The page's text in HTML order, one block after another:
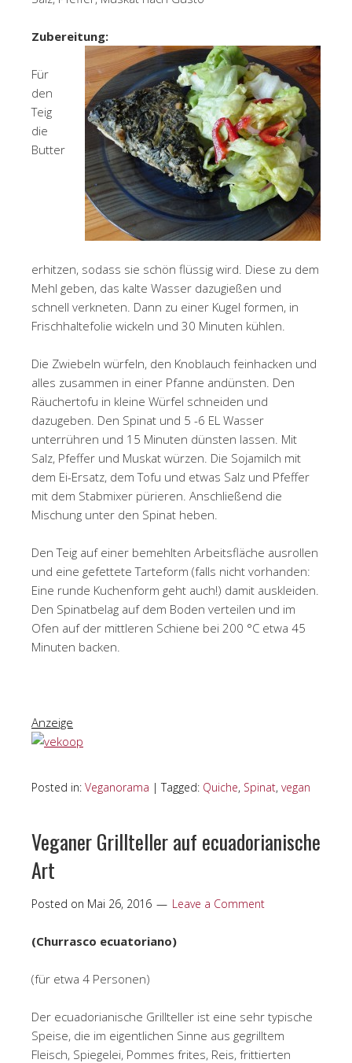
Zubereitung:
Für
den
Teig
die
Butter
erhitzen, sodass sie schön flüssig wird. Diese zu dem
Mehl geben, das kalte Wasser dazugießen und
schnell verkneten. Dann zu einer Kugel formen, in
Frischhaltefolie wickeln und 30 Minuten kühlen.
Die Zwiebeln würfeln, den Knoblauch feinhacken und
alles zusammen in einer Pfanne andünsten. Den
Räuchertofu in kleine Würfel schneiden und
dazugeben. Den Spinat und 5 -6 EL Wasser
unterrühren und 15 Minuten dünsten lassen. Mit
Salz, Pfeffer und Muskat würzen. Die Sojamilch mit
dem Ei-Ersatz, dem Tofu und etwas Salz und Pfeffer
mit dem Stabmixer pürieren. Anschließend die
Mischung unter den Spinat heben.
Den Teig auf einer bemehlten Arbeitsfläche ausrollen
und eine gefettete Tarteform (falls nicht vorhanden:
Eine runde Kuchenform geht auch!) damit auskleiden.
Den Spinatbelag auf dem Boden verteilen und im
Ofen auf der mittleren Schiene bei 200 °C etwa 45
Minuten backen.
Anzeige
Posted in: Veganorama |Tagged: Quiche, Spinat, vegan
Veganer Grillteller auf ecuadorianische
Art
Posted on Mai 26, 2016 Leave a Comment
(Churrasco ecuatoriano)
(für etwa 4 Personen)
Der ecuadorianische Grillteller ist eine sehr typische
Speise, die im eigentlichen Sinne aus gegrilltem
Fleisch, Spiegelei, Pommes frites, Reis, frittierten